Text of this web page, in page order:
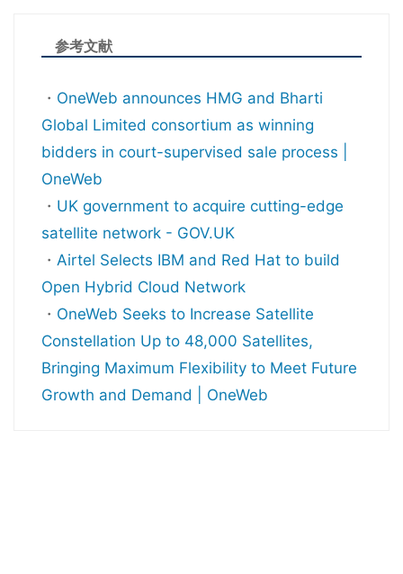
参考文献
・ OneWeb announces HMG and Bharti
Global Limited consortium as winning
bidders in court-supervised sale process |
OneWeb
・ UK government to acquire cutting-edge
satellite network - GOV.UK
・ Airtel Selects IBM and Red Hat to build
Open Hybrid Cloud Network
・ OneWeb Seeks to Increase Satellite
Constellation Up to 48,000 Satellites,
Bringing Maximum Flexibility to Meet Future
Growth and Demand | OneWeb